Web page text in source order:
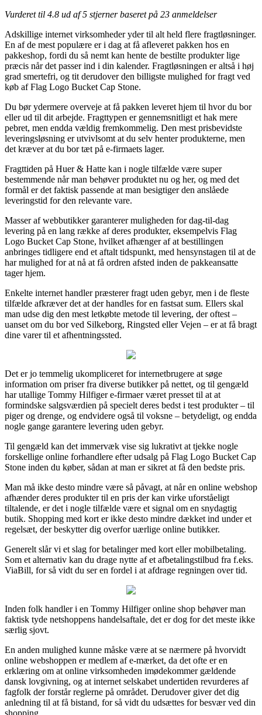
Vurderet til 4.8 ud af 5 stjerner baseret på 23 anmeldelser
Adskillige internet virksomheder yder til alt held flere fragtløsninger.
En af de mest populære er i dag at få afleveret pakken hos en
pakkeshop, fordi du så nemt kan hente de bestilte produkter lige
præcis når det passer ind i din kalender. Fragtløsningen er altså i høj
grad smertefri, og tit derudover den billigste mulighed for fragt ved
køb af Flag Logo Bucket Cap Stone.
Du bør ydermere overveje at få pakken leveret hjem til hvor du bor
eller ud til dit arbejde. Fragttypen er gennemsnitligt et hak mere
pebret, men endda vældig fremkommelig. Den mest prisbevidste
leveringsløsning er utvivlsomt at du selv henter produkterne, men
det kræver at du bor tæt på e-firmaets lager.
Fragttiden på Huer & Hatte kan i nogle tilfælde være super
bestemmende når man behøver produktet nu og her, og med det
formål er det faktisk passende at man besigtiger den anslåede
leveringstid for den relevante vare.
Masser af webbutikker garanterer muligheden for dag-til-dag
levering på en lang række af deres produkter, eksempelvis Flag
Logo Bucket Cap Stone, hvilket afhænger af at bestillingen
anbringes tidligere end et aftalt tidspunkt, med hensynstagen til at de
har mulighed for at nå at få ordren afsted inden de pakkeansatte
tager hjem.
Enkelte internet handler præsterer fragt uden gebyr, men i de fleste
tilfælde afkræver det at der handles for en fastsat sum. Ellers skal
man udse dig den mest letkøbte metode til levering, der oftest –
uanset om du bor ved Silkeborg, Ringsted eller Vejen – er at få bragt
dine varer til et afhentningssted.
Det er jo temmelig ukompliceret for internetbrugere at søge
information om priser fra diverse butikker på nettet, og til gengæld
har utallige Tommy Hilfiger e-firmaer været presset til at at
formindske salgsværdien på specielt deres bedst i test produkter – til
piger og drenge, og endvidere også til voksne – betydeligt, og endda
nogle gange garantere levering uden gebyr.
Til gengæld kan det immervæk vise sig lukrativt at tjekke nogle
forskellige online forhandlere efter udsalg på Flag Logo Bucket Cap
Stone inden du køber, sådan at man er sikret at få den bedste pris.
Man må ikke desto mindre være så påvagt, at når en online webshop
afhænder deres produkter til en pris der kan virke uforståeligt
tiltalende, er det i nogle tilfælde være et signal om en snydagtig
butik. Shopping med kort er ikke desto mindre dækket ind under et
regelsæt, der beskytter dig overfor uærlige online butikker.
Generelt slår vi et slag for betalinger med kort eller mobilbetaling.
Som et alternativ kan du drage nytte af et afbetalingstilbud fra f.eks.
ViaBill, for så vidt du ser en fordel i at afdrage regningen over tid.
Inden folk handler i en Tommy Hilfiger online shop behøver man
faktisk tyde netshoppens handelsaftale, det er dog for det meste ikke
særlig sjovt.
En anden mulighed kunne måske være at se nærmere på hvorvidt
online webshoppen er medlem af e-mærket, da det ofte er en
erklæring om at online virksomheden imødekommer gældende
dansk lovgivning, og at internet selskabet undertiden revurderes af
fagfolk der forstår reglerne på området. Derudover giver det dig
anledning til at få bistand, for så vidt du udsættes for besvær ved din
shopping.